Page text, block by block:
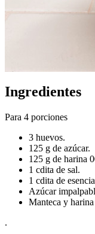
Ingredientes
Para 4 porciones
3 huevos.
125 g de azúcar.
125 g de harina
1 cdita de sal.
1 cdita de
Azúcar
Manteca y
.